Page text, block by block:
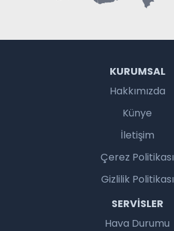
KURUMSAL
Hakkımızda
Künye
İletişim
Çerez Politikası
Gizlilik Politikası
SERVISLER
Hava Durumu